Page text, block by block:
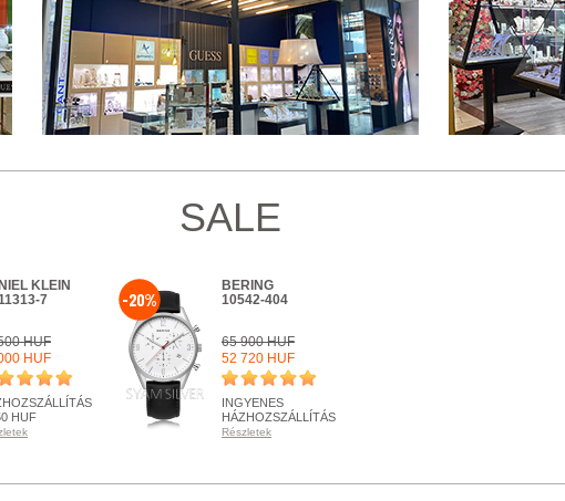
SALE
KLEIN
7
HUF
HUF
HUF
BERING
10542-404
65 900 HUF
52 720 HUF
-20%
INGYENES
HÁZHOZSZÁLLÍTÁS
Részletek